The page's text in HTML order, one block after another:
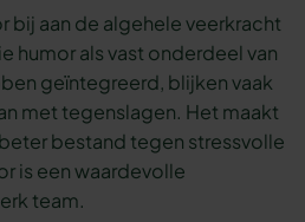
bij aan de algehele veerkracht
humor als vast onderdeel van
geïntegreerd, blijken vaak
met tegenslagen. Het maakt
bestand tegen stressvolle
is een waardevolle
team.